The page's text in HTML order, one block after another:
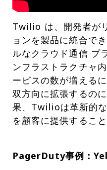
Twilio は、開発者が
ョンを製品に統合で
ルなクラウド通信 プ
ンフラストラクチャ
ービスの数が増える
双方向に拡張するの
果、Twilioは革新的
を顧客に提供するこ
PagerDuty事例：